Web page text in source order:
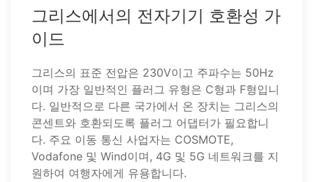
그리스에서의 전자기기 호환성 가
이드
그리스의 표준 전압은 230V이고 주파수는 50Hz
이며 가장 일반적인 플러그 유형은 C형과 F형입니
다. 일반적으로 다른 국가에서 온 장치는 그리스의
콘센트와 호환되도록 플러그 어댑터가 필요합니
다. 주요 이동 통신 사업자는 COSMOTE,
Vodafone 및 Wind이며, 4G 및 5G 네트워크를 지
원하여 여행자에게 유용합니다.